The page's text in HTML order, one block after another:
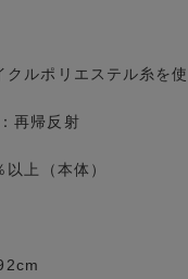
ルポリエステル糸を
再帰反射
上（本体）